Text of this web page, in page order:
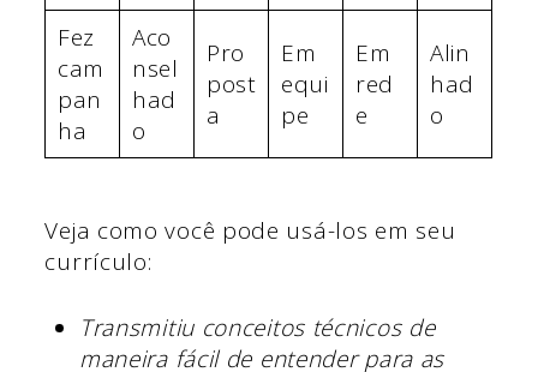
Fez
cam
pan
ha
Aco
nsel
had
o
Pro
post
a
Em
equi
pe
Em
red
e
Alin
had
o
Veja como você pode usá-los em seu
currículo:
Transmitiu conceitos técnicos de
maneira fácil de entender para as